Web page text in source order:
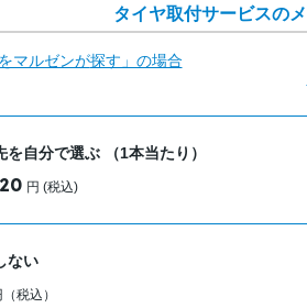
タイヤ取付サービスの
マルゼンが探す」の場合
を自分で選ぶ （1本当たり）
円 (税込)
ない
（税込）